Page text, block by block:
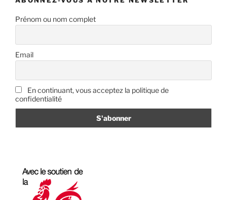
Prénom ou nom complet
Email
En continuant, vous acceptez la politique de
confidentialité